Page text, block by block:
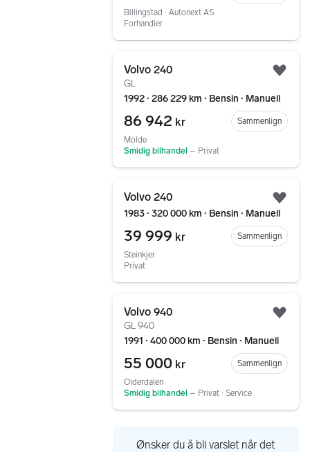
Billingstad ∙ Autonext AS
Forhandler
Volvo 240
GL
1992 ∙ 286 229 km ∙ Bensin ∙ Manuell
86 942 kr
Sammenlign
Molde
Smidig bilhandel – Privat
Volvo 240
1983 ∙ 320 000 km ∙ Bensin ∙ Manuell
39 999 kr
Sammenlign
Steinkjer
Privat
Volvo 940
GL 940
1991 ∙ 400 000 km ∙ Bensin ∙ Manuell
55 000 kr
Sammenlign
Olderdalen
Smidig bilhandel – Privat ∙ Service
Ønsker du å bli varslet når det